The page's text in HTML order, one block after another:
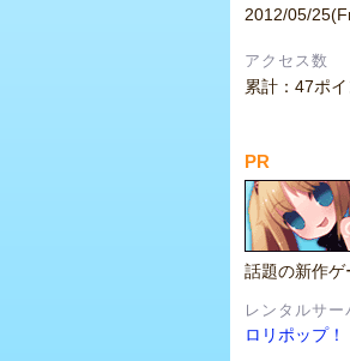
2012/05/
アクセス数
累計：47ポイ
PR
話題の新作ゲ
レンタルサー
ロリポップ！